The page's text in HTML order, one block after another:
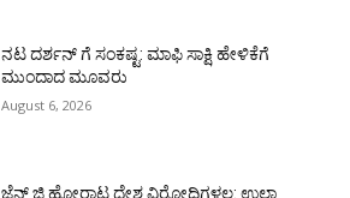
ನಟ ದರ್ಶನ್ ಗೆ ಸಂಕಷ್ಟ: ಮಾಫಿ ಸಾಕ್ಷಿ ಹೇಳಿಕೆಗೆ
ಮುಂದಾದ ಮೂವರು
August 6, 2026
ಜೆನ್ ಜಿ ಹೋರಾಟ ದೇಶ ವಿರೋಧಿಗಳಲ್ಲ: ಉಲ್ಟಾ